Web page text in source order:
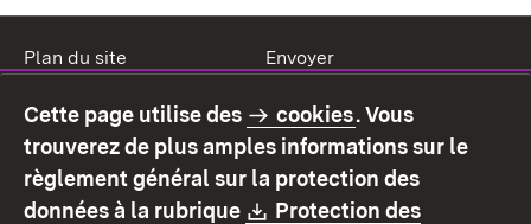
Plan du site
Envoyer
Mode d'emploi
Déclaration sur
l'accessibilité
Contact
Signaler un lien brisé
Cette page utilise des cookies. Vous
trouverez de plus amples informations sur le
règlement général sur la protection des
données à la rubrique
Download:
Protection des